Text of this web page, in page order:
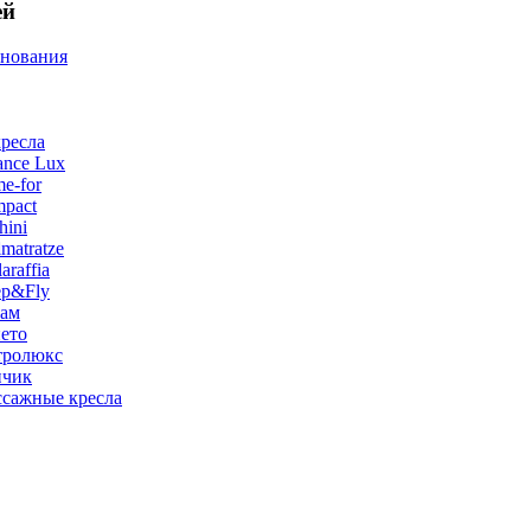
Lux
for
кресла